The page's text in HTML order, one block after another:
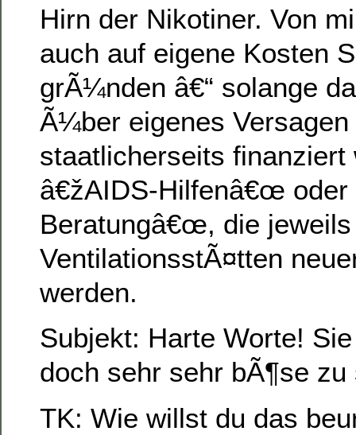
Hirn der Nikotiner. Von
auch auf eigene Kosten
grÃ¼nden â€“ solange
Ã¼ber eigenes Versagen
staatlicherseits finanziert
â€žAIDS-Hilfenâ€œ oder
Beratungâ€œ, die jeweils
VentilationsstÃ¤tten
werden.
Subjekt: Harte Worte!
doch sehr sehr bÃ¶se zu
TK: Wie willst du das